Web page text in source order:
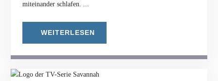
miteinander schlafen. ...
WEITERLESEN